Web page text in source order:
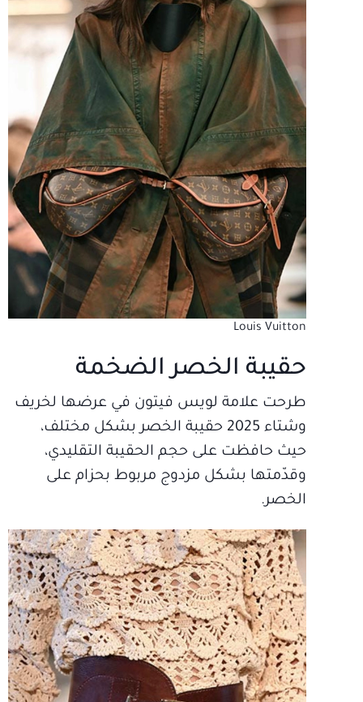
Louis Vuitton
حقيبة الخصر الضخمة
طرحت علامة لويس فيتون في عرضها لخريف
وشتاء 2025 حقيبة الخصر بشكل مختلف،
حيث حافظت على حجم الحقيبة التقليدي،
وقدّمتها بشكل مزدوج مربوط بحزام على
الخصر.